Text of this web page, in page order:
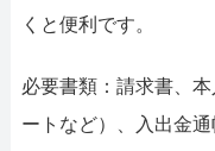
くと便利です。
必要書類：請求書、
ートなど）、入出金